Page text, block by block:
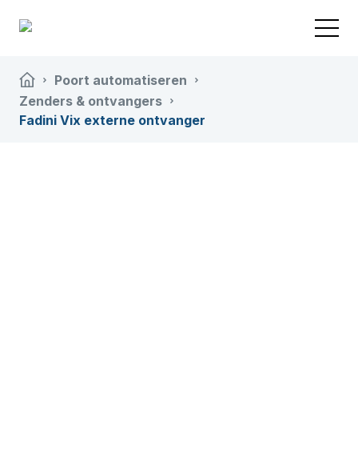
Poort automatiseren
Zenders & ontvangers
Fadini Vix externe ontvanger